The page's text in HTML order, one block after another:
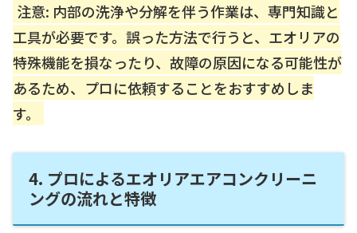
注意: 内部の洗浄や分解を伴う作業は、専門知識と
工具が必要です。誤った方法で行うと、エオリアの
特殊機能を損なったり、故障の原因になる可能性が
あるため、プロに依頼することをおすすめしま
す。
4. プロによるエオリアエアコンクリーニ
ングの流れと特徴